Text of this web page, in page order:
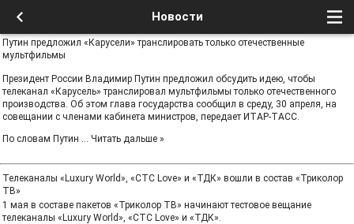
Новости
Путин предложил «Карусели» транслировать только отечественные
мультфильмы
Президент России Владимир Путин предложил обсудить идею, чтобы
телеканал «Карусель» транслировал мультфильмы только отечественного
производства. Об этом глава государства сообщил в среду, 30 апреля, на
совещании с членами кабинета министров, передает ИТАР-ТАСС.
По словам Путин ... Читать дальше »
Телеканалы «Luxury World», «СТС Love» и «ТДК» вошли в состав «Триколор
ТВ»
1 мая в составе пакетов «Триколор ТВ» начинают тестовое вещание
телеканалы «Luxury World», «СТС Love» и «ТДК».